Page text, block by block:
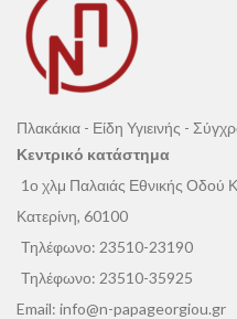
Πλακάκια - Είδη Υγιεινής -
Κεντρικό κατάστημα
1ο χλμ Παλαιάς Εθνικής Οδού
Κατερίνη, 60100
Τηλέφωνο: 23510-23190
Τηλέφωνο: 23510-35925
Email: info@n-papageorgiou.gr